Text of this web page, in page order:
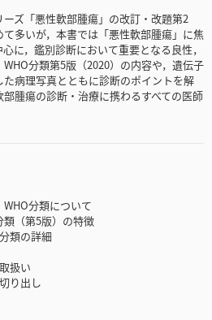
ズ「悪性軟部腫瘍」の改訂・改題第2
多いが，本書では「悪性軟部腫瘍」に焦
に，鑑別診断において重要となる良性，
分類第5版（2020）の内容や，遺伝子
病理写真とともに診断のポイントを解
腫瘍の診断・治療に携わるすべての医師
分類について
（第5版）の特徴
類の詳細
扱い
り出し